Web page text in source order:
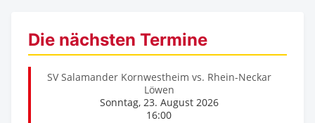
Die nächsten Termine
SV Salamander Kornwestheim vs. Rhein-Neckar
Löwen
Sonntag, 23. August 2026
16:00